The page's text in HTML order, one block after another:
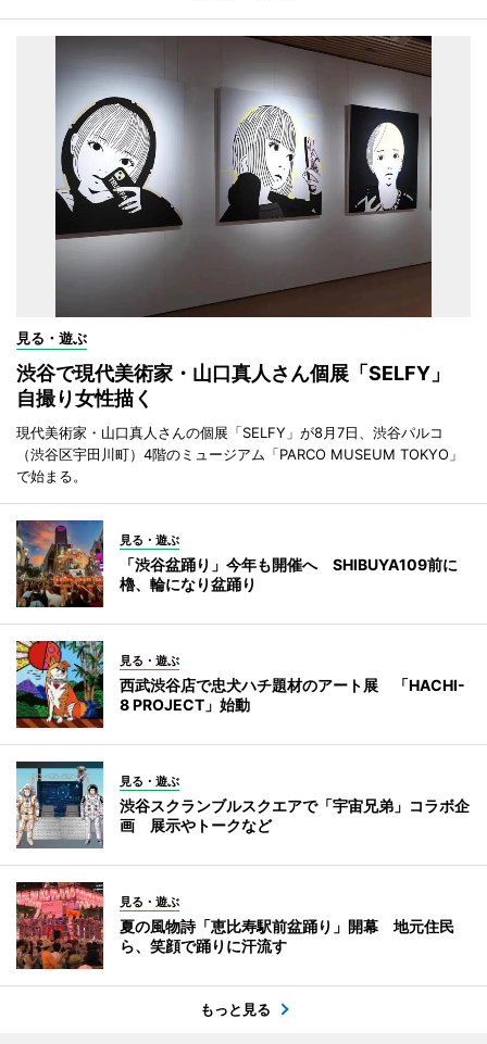
見る・遊ぶ
渋谷で現代美術家・山口真人さん個展「SELFY」
自撮り女性描く
現代美術家・山口真人さんの個展「SELFY」が8月7日、渋谷パルコ
（渋谷区宇田川町）4階のミュージアム「PARCO MUSEUM TOKYO」
で始まる。
見る・遊ぶ
「渋谷盆踊り」今年も開催へ SHIBUYA109前に
櫓、輪になり盆踊り
見る・遊ぶ
西武渋谷店で忠犬ハチ題材のアート展 「HACHI-
8 PROJECT」始動
見る・遊ぶ
渋谷スクランブルスクエアで「宇宙兄弟」コラボ企
画 展示やトークなど
見る・遊ぶ
夏の風物詩「恵比寿駅前盆踊り」開幕 地元住民
ら、笑顔で踊りに汗流す
もっと見る